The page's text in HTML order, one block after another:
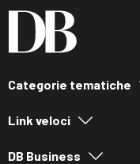
Categorie tematiche
Link veloci
DB Business